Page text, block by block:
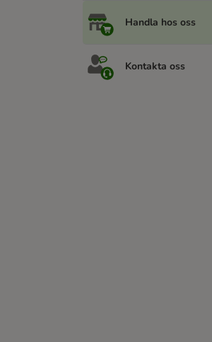
Handla hos oss
Kontakta oss